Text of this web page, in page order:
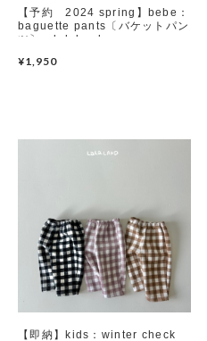
Set up /
Socks
Shoes
Bag
【予約 2024 spring】bebe：
baguette pants〔バケットパン
ツ〕 lalaland
¥1,950
【即納】kids：winter check